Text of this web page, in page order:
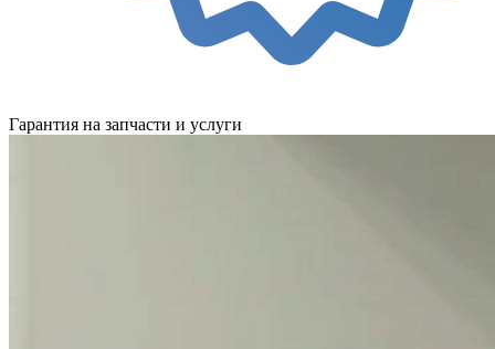
Гарантия на запчасти и услуги